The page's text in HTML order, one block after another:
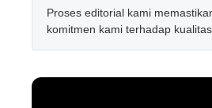
Proses editorial kami
komitmen kami terhadap